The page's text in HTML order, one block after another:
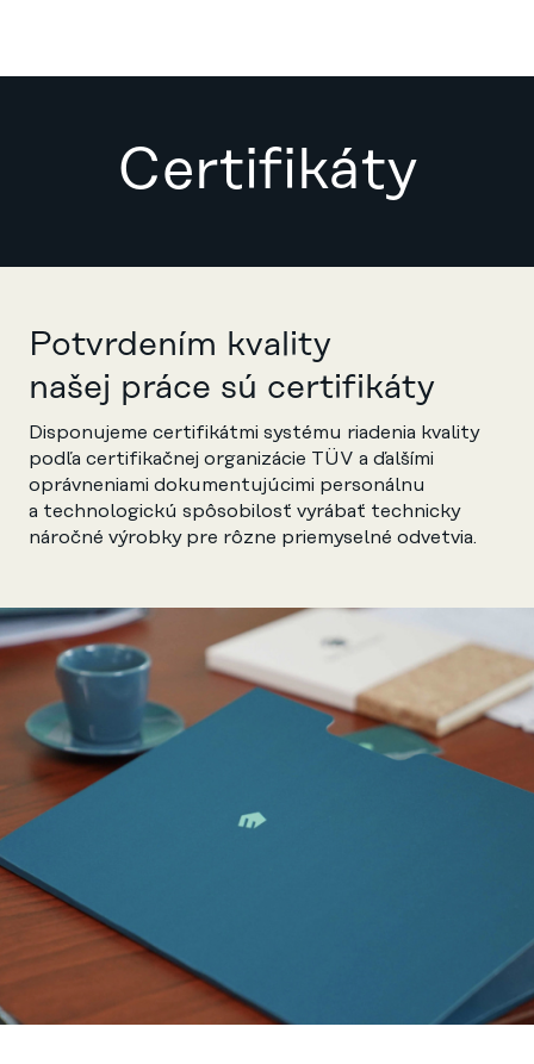
Certifikáty
Potvrdením kvality
našej práce sú certifikáty
Disponujeme certifikátmi systému riadenia kvality
podľa certifikačnej organizácie TÜV a ďalšími
oprávneniami dokumentujúcimi personálnu
a technologickú spôsobilosť vyrábať technicky
náročné výrobky pre rôzne priemyselné odvetvia.